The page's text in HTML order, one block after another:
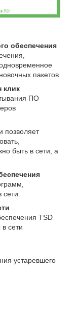
обеспечения
пакетов
клик
ПО
позволяет
быть в сети, а
сети.
TSD
сети
устаревшего